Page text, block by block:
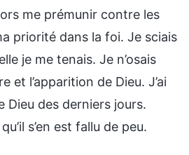
me prémunir contre les
priorité dans la foi. Je sciais
je me tenais. Je n’osais
et l’apparition de Dieu. J’ai
Dieu des derniers jours.
s’en est fallu de peu.